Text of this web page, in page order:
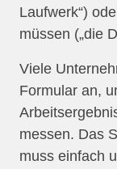
Laufwerk“)
müssen („die
Viele
Formular an,
messen. Das
muss einfach